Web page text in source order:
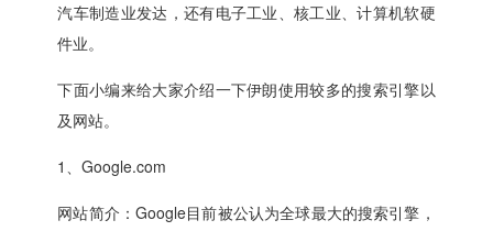
汽车制造业发达，还有电子工业、核工业、计算机软硬
件业。
下面小编来给大家介绍一下伊朗使用较多的搜索引擎以
及网站。
1、Google.com
网站简介：Google目前被公认为全球最大的搜索引擎，